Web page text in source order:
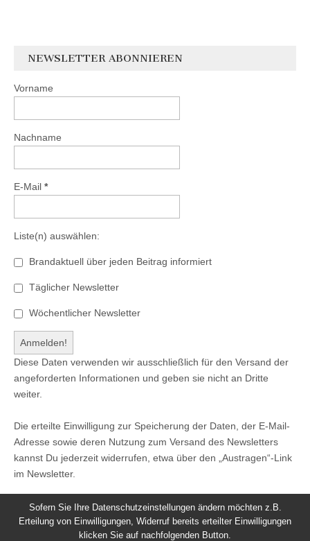
NEWSLETTER ABONNIEREN
Vorname
Nachname
E-Mail *
Liste(n) auswählen:
Brandaktuell über jeden Beitrag informiert
Täglicher Newsletter
Wöchentlicher Newsletter
Diese Daten verwenden wir ausschließlich für den Versand der
angeforderten Informationen und geben sie nicht an Dritte
weiter.
Die erteilte Einwilligung zur Speicherung der Daten, der E-Mail-
Adresse sowie deren Nutzung zum Versand des Newsletters
kannst Du jederzeit widerrufen, etwa über den „Austragen“-Link
im Newsletter.
Sofern Sie Ihre Datenschutzeinstellungen ändern möchten z.B.
Erteilung von Einwilligungen, Widerruf bereits erteilter Einwilligungen
klicken Sie auf nachfolgenden Button.